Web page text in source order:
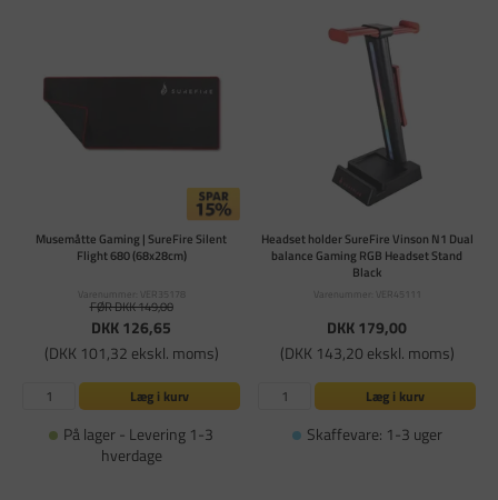
Musemåtte Gaming | SureFire Silent
Flight 680 (68x28cm)
Varenummer: VER35178
FØR DKK 149,00
DKK 126,65
(DKK 101,32 ekskl. moms)
Læg i kurv
På lager - Levering 1-3
hverdage
Headset holder SureFire Vinson N1 Dual
balance Gaming RGB Headset Stand
Black
Varenummer: VER45111
DKK 179,00
(DKK 143,20 ekskl. moms)
Læg i kurv
Skaffevare: 1-3 uger